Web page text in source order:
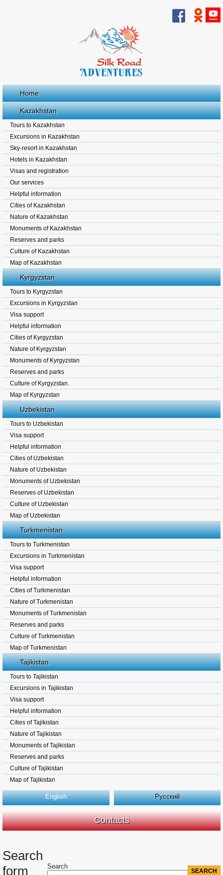
Home
Kazakhstan
Tours to Kazakhstan
Excursions in Kazakhstan
Sky-resort in Kazakhstan
Hotels in Kazakhstan
Visas and registration
Our services
Helpful information
Cities of Kazakhstan
Nature of Kazakhstan
Monuments of Kazakhstan
Reserves and parks
Culture of Kazakhstan
Map of Kazakhstan
Kyrgyzstan
Tours to Kyrgyzstan
Excursions in Kyrgyzstan
Visa support
Helpful information
Cities of Kyrgyzstan
Nature of Kyrgyzstan
Monuments of Kyrgyzstan
Reserves and parks
Culture of Kyrgyzstan.
Map of Kyrgyzstan
Uzbekistan
Tours to Uzbekistan
Visa support
Helpful information
Cities of Uzbekistan
Nature of Uzbekistan
Monuments of Uzbekistan
Reserves of Uzbekistan
Culture of Uzbekistan
Map of Uzbekistan
Turkmenistan
Tours to Turkmenistan
Excursions in Turkmenistan
Visa support
Helpful information
Cities of Turkmenistan
Nature of Turkmenistan
Monuments of Turkmenistan
Reserves and parks
Culture of Turkmenistan
Map of Turkmenistan
Tajikistan
Tours to Tajikistan
Excursions in Tajikistan
Visa support
Helpful information
Cities of Tajikistan
Nature of Tajikistan
Monuments of Tajikistan
Reserves and parks
Culture of Tajikistan
Map of Tajikistan
English Русский
Contacts
Search
form
Search